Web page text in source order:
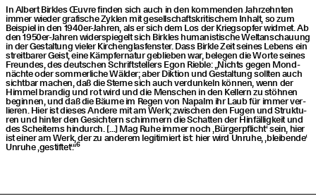
In Albert Birk­les Œuvre fin­den sich auch in den kom­men­den Jahr­zehn­ten
immer wie­der gra­fi­sche Zyklen mit gesell­schafts­kri­ti­schem Inhalt, so zum
Bei­spiel in den 1940er-Jah­ren, als er sich dem Los der Kriegs­op­fer wid­met. Ab
den 1950er-Jah­ren wider­spie­gelt sich Birk­les huma­nis­ti­sche Welt­an­schau­ung
in der Gestal­tung vie­ler Kir­chen­glas­fens­ter. Dass Birk­le Zeit sei­nes Lebens ein
streit­ba­rer Geist, eine Kämp­fer­na­tur geblie­ben war, bele­gen die Wor­te sei­nes
Freun­des, des deut­schen Schrift­stel­lers Egon Rieb­le:„Nichts gegen Mond­
näch­te oder som­mer­li­che Wäl­der; aber Dik­ti­on und Gestal­tung soll­ten auch
sicht­bar machen, daß die Ster­ne sich auch ver­dun­keln kön­nen, wenn der
Him­mel bran­dig und rot wird und die Men­schen in den Kel­lern zu stöh­nen
begin­nen, und daß die Bäu­me im Regen von Napalm ihr Laub für immer ver­
lie­ren. Hier ist die­ses Ande­re mit am Werk; zwi­schen den Fugen und Struk­tu­
ren und hin­ter den Gesich­tern schim­mern die Schat­ten der Hin­fäl­lig­keit und
des Schei­terns hin­durch. […] Mag Ruhe immer noch‚Bür­ger­pflicht‘ sein, hier
ist einer am Werk, der zu ande­rem legi­ti­miert ist: hier wird Unru­he,‚blei­ben­de‘
Unru­he‚gestif­tet‘.“6